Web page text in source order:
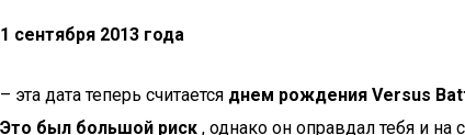
1 сентября 2013 года
– эта дата теперь считается днем рождения Versus
Это был большой риск , однако он оправдал тебя и